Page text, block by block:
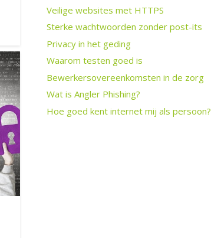
Veilige websites met HTTPS
Sterke wachtwoorden zonder post-its
Privacy in het geding
Waarom testen goed is
Bewerkersovereenkomsten in de zorg
Wat is Angler Phishing?
Hoe goed kent internet mij als persoon?